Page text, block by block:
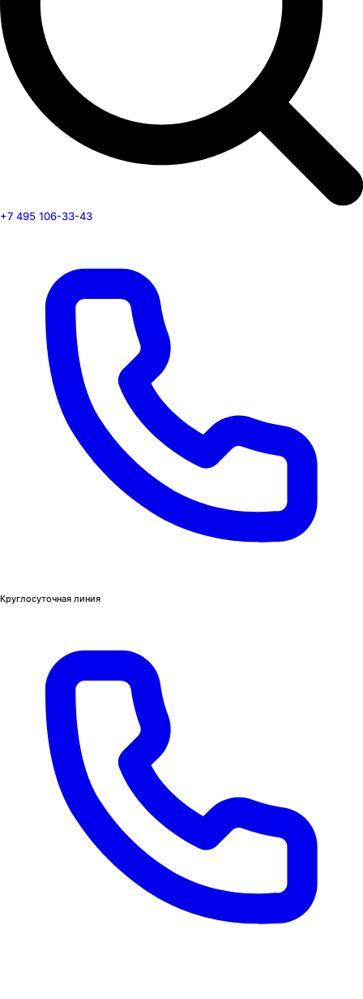
+7 495 106-33-43
Круглосуточная линия